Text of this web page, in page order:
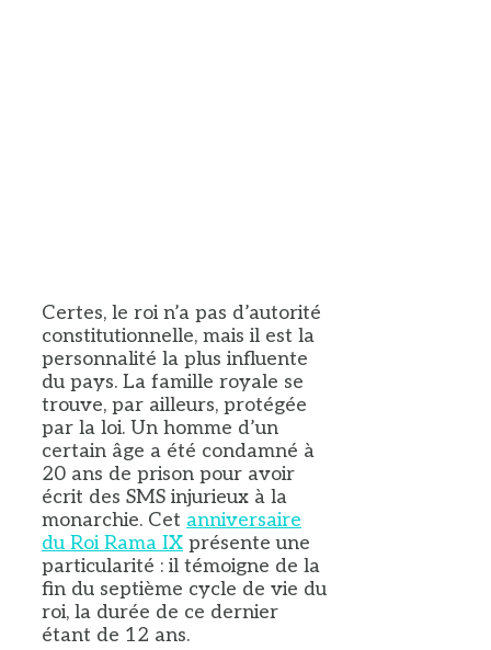
Certes, le roi n’a pas d’autorité
constitutionnelle, mais il est la
personnalité la plus influente
du pays. La famille royale se
trouve, par ailleurs, protégée
par la loi. Un homme d’un
certain âge a été condamné à
20 ans de prison pour avoir
écrit des SMS injurieux à la
monarchie. Cet anniversaire
du Roi Rama IX présente une
particularité : il témoigne de la
fin du septième cycle de vie du
roi, la durée de ce dernier
étant de 12 ans.